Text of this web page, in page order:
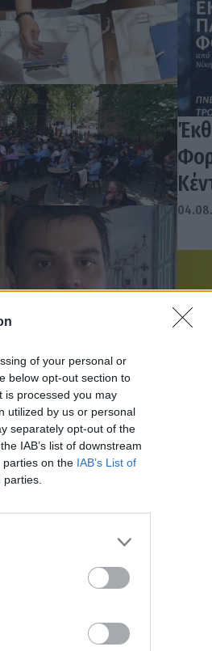
of your personal or
below opt-out section to
is processed you may
utilized by us or personal
separately opt-out of the
IAB’s list of downstream
parties on the IAB’s List of